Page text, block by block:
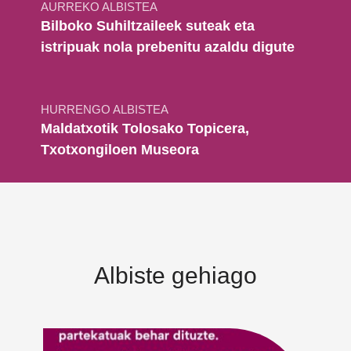
AURREKO ALBISTEA
Bilboko Suhiltzaileek suteak eta
istripuak nola prebenitu azaldu digute
HURRENGO ALBISTEA
Maldatxotik Tolosako Topicera,
Txotxongiloen Museora
Albiste gehiago